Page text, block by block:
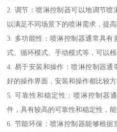
2. 调节：喷淋控制器可以地调节喷
以满足不同场景下的喷淋需求，提高
3. 多功能性：喷淋控制器通常具
式、循环模式、手动模式等，可以
4. 易于安装和操作：喷淋控制器
好的操作界面，安装和操作都比较
5. 可靠性和稳定性：喷淋控制器
件，具有较高的可靠性和稳定性，能
6. 节能环保：喷淋控制器能够根据